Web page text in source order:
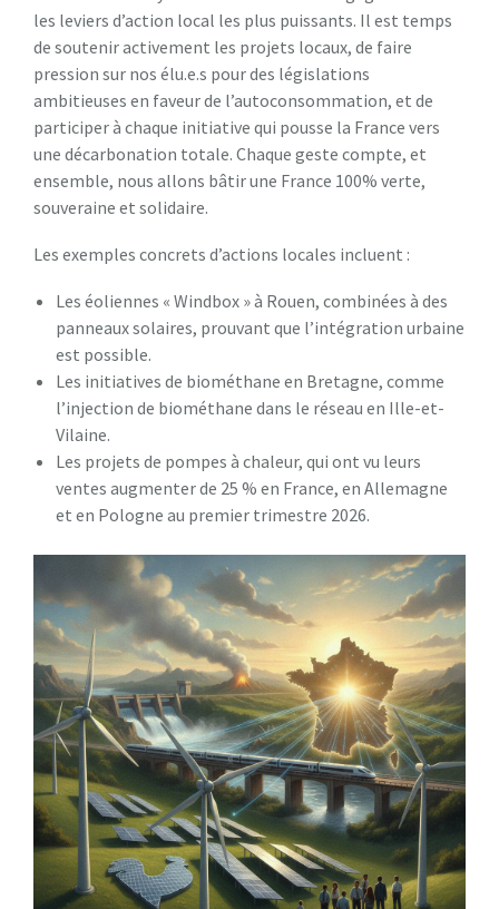
les leviers d’action local les plus puissants. Il est temps
de soutenir activement les projets locaux, de faire
pression sur nos élu.e.s pour des législations
ambitieuses en faveur de l’autoconsommation, et de
participer à chaque initiative qui pousse la France vers
une décarbonation totale. Chaque geste compte, et
ensemble, nous allons bâtir une France 100% verte,
souveraine et solidaire.
Les exemples concrets d’actions locales incluent :
Les éoliennes « Windbox » à Rouen, combinées à des
panneaux solaires, prouvant que l’intégration urbaine
est possible.
Les initiatives de biométhane en Bretagne, comme
l’injection de biométhane dans le réseau en Ille-et-
Vilaine.
Les projets de pompes à chaleur, qui ont vu leurs
ventes augmenter de 25 % en France, en Allemagne
et en Pologne au premier trimestre 2026.